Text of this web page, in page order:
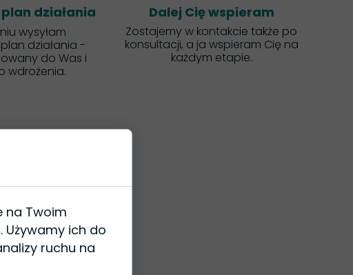
Dalej Cię wspieram
Zostajemy w kontakcie także po
konsultacji, a ja wspieram Cię na
każdym etapie.
działania
wysyłam
działania -
do Was i
wdrożenia.
na Twoim
ich do
ruchu na